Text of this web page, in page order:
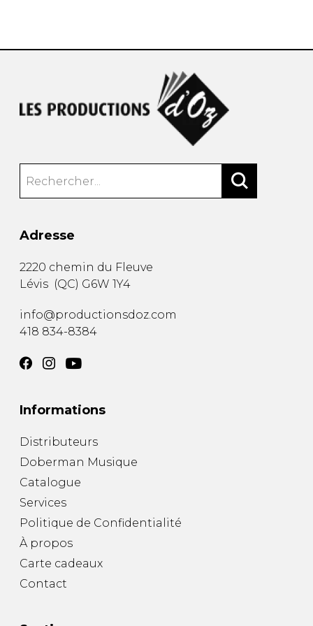
Adresse
2220 chemin du Fleuve
Lévis (QC) G6W 1Y4
info@productionsdoz.com
418 834-8384
Informations
Distributeurs
Doberman Musique
Catalogue
Services
Politique de Confidentialité
À propos
Carte cadeaux
Contact